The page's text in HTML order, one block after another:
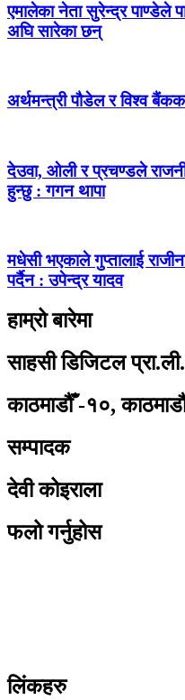
एमालेका नेता सुरेन्द्र पाण्डेले
अघि सारेका छन्
अर्थमन्त्री पौडेल र विश्व
देउवा, ओली र प्रचण्डले
हुन्छु : गगन थापा
मधेसी भएकाले गुप्तालाई
पर्दैन : उपेन्द्र यादव
हाम्रो बारेमा
साहसी डिजिटल प्रा.ली.
काठमाडौँ -१०,
सम्पादक
देवी कोइराला
फलो गर्नुहोस
लिंकहरु